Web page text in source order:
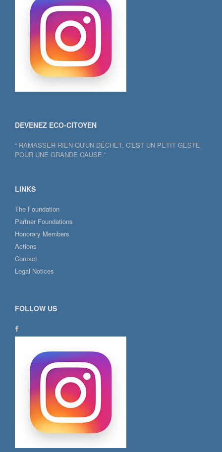
DEVENEZ ECO-CITOYEN
“ RAMASSER RIEN QU'UN DÉCHET, C'EST UN PETIT GESTE
POUR UNE GRANDE CAUSE.”
LINKS
The Foundation
Partner Foundations
Honorary Members
Actions
Contact
Legal Notices
FOLLOW US